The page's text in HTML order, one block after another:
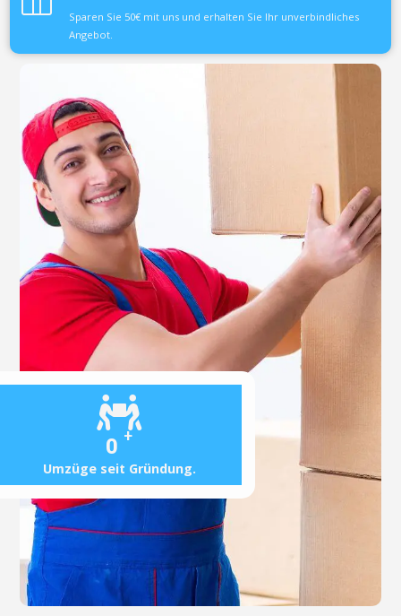
0 +
Umzüge seit Gründung.
Sparen Sie 50€ mit uns und erhalten Sie Ihr unverbindliches
Angebot.